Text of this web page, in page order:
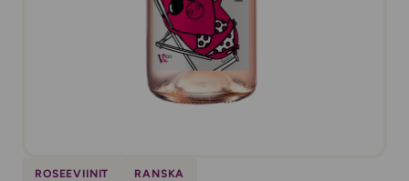
ROSEEVIINIT RANSKA